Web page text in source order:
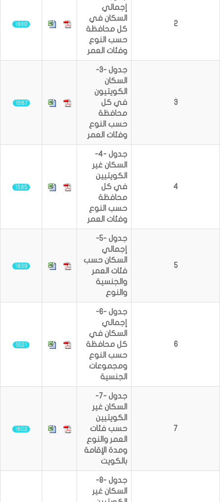
2
إجمالي
السكان في
كل محافظة
حسب النوع
وفئات العمر
1880
3
جدول -3-
السكان
الكويتيون
في كل
محافظة
حسب النوع
وفئات العمر
1667
4
جدول -4-
السكان غير
الكويتيين
في كل
محافظة
حسب النوع
وفئات العمر
1585
5
جدول -5-
إجمالي
السكان حسب
فئات العمر
والجنسية
والنوع
1839
6
جدول -6-
إجمالي
السكان في
كل محافظة
حسب النوع
ومجموعات
الجنسية
1621
7
جدول -7-
السكان غير
الكويتيين
حسب فئات
العمر والنوع
ومدة الإقامة
بالكويت
1602
جدول -8-
السكان غير